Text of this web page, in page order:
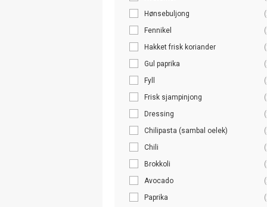
Hønsebuljong
Fennikel
Hakket frisk koriander
Gul paprika
Fyll
Frisk sjampinjong
Dressing
Chilipasta (sambal oelek)
Chili
Brokkoli
Avocado
Paprika